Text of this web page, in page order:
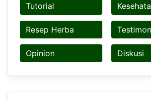
Tutorial
Resep Herba
Opinion Diskusi